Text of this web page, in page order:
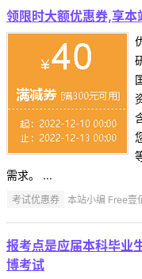
领限时大额优惠券,享
需求。 ...
考试优惠券 本站小编 Free
报考点是应届本科毕业
博考试